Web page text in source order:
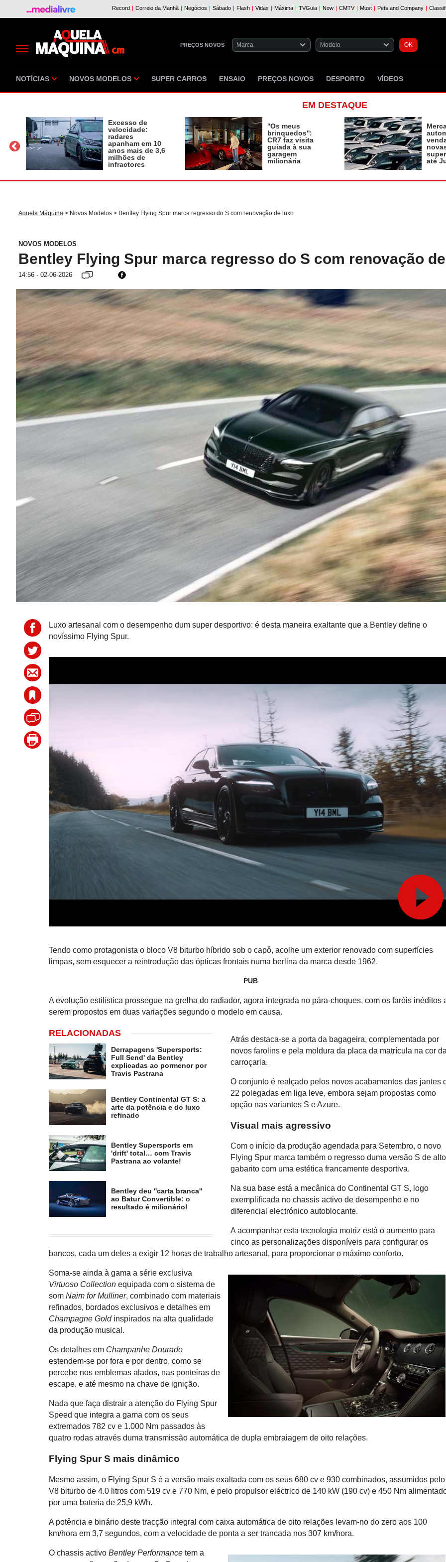
PREÇOS NOVOS
NOTÍCIAS NOVOS MODELOS SUPER CARROS ENSAIO PREÇOS NOVOS DESPORTO VÍDEOS
EM DESTAQUE
Excesso de
velocidade:
radares
apanham em 10
anos mais de 3,6
milhões de
infractores
''Os meus
brinquedos'':
CR7 faz visita
guiada à sua
garagem
milionária
até
Aquela Máquina > Novos Modelos > Bentley Flying Spur marca regresso do S com renovação de luxo
NOVOS MODELOS
Bentley Flying Spur marca regresso do S com renovação
14:56 - 02-06-2026
Luxo artesanal com o desempenho dum super desportivo: é desta maneira exaltante que a Bentley define o
novíssimo Flying Spur.
Tendo como protagonista o bloco V8 biturbo híbrido sob o capô, acolhe um exterior renovado com superfícies
limpas, sem esquecer a reintrodução das ópticas frontais numa berlina da marca desde 1962.
PUB
A evolução estilística prossegue na grelha do radiador, agora integrada no pára-choques, com os faróis inéditos
serem propostos em duas variações segundo o modelo em causa.
RELACIONADAS
Derrapagens 'Supersports:
Full Send' da Bentley
explicadas ao pormenor por
Travis Pastrana
Bentley Continental GT S: a
arte da potência e do luxo
refinado
Bentley Supersports em
'drift' total… com Travis
Pastrana ao volante!
Bentley deu ''carta branca''
ao Batur Convertible: o
resultado é milionário!
Atrás destaca-se a porta da bagageira, complementada por
novos farolins e pela moldura da placa da matrícula na cor da
carroçaria.
O conjunto é realçado pelos novos acabamentos das jantes
22 polegadas em liga leve, embora sejam propostas como
opção nas variantes S e Azure.
Visual mais agressivo
Com o início da produção agendada para Setembro, o novo
Flying Spur marca também o regresso duma versão S de alto
gabarito com uma estética francamente desportiva.
Na sua base está a mecânica do Continental GT S, logo
exemplificada no chassis activo de desempenho e no
diferencial electrónico autoblocante.
A acompanhar esta tecnologia motriz está o aumento para
cinco as personalizações disponíveis para configurar os
bancos, cada um deles a exigir 12 horas de trabalho artesanal, para proporcionar o máximo conforto.
Soma-se ainda à gama a série exclusiva
Virtuoso Collection equipada com o sistema de
somNaim for Mulliner, combinado com materiais
refinados, bordados exclusivos e detalhes em
Champagne Goldinspirados na alta qualidade
da produção musical.
Os detalhes em Champanhe Dourado
estendem-se por fora e por dentro, como se
percebe nos emblemas alados, nas ponteiras de
escape, e até mesmo na chave de ignição.
Nada que faça distrair a atenção do Flying Spur
Speed que integra a gama com os seus
extremados 782 cv e 1.000 Nm passados às
quatro rodas através duma transmissão automática de dupla embraiagem de oito relações.
Flying Spur S mais dinâmico
Mesmo assim, o Flying Spur S é a versão mais exaltada com os seus 680 cv e 930 combinados, assumidos pelo
V8 biturbo de 4.0 litros com 519 cv e 770 Nm, e pelo propulsor eléctrico de 140 kW (190 cv) e 450 Nm
por uma bateria de 25,9 kWh.
A potência e binário deste tracção integral com caixa automática de oito relações levam-no do zero aos 100
km/hora em 3,7 segundos, com a velocidade de ponta a ser trancada nos 307 km/hora.
O chassis activoBentley Performance tem a
para o puro gozo ao